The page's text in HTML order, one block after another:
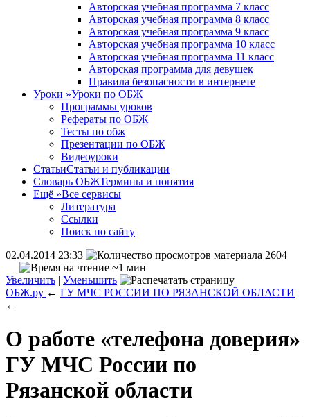
Авторская учебная программа 7 класс
Авторская учебная программа 8 класс
Авторская учебная программа 9 класс
Авторская учебная программа 10 класс
Авторская учебная программа 11 класс
Авторская программа для девушек
Правила безопасности в интернете
Уроки »Уроки по ОБЖ
Программы уроков
Рефераты по ОБЖ
Тесты по обж
Презентации по ОБЖ
Видеоуроки
СтатьиСтатьи и публикации
Словарь ОБЖТермины и понятия
Ещё »Все сервисы
Литература
Ссылки
Поиск по сайту
02.04.2014 23:33
2604
~1 мин
Увеличить | Уменьшить
ОБЖ.ру ← ГУ МЧС РОССИИ ПО РЯЗАНСКОЙ ОБЛАСТИ
←
О работе «телефона доверия»
ГУ МЧС России по
Рязанской области